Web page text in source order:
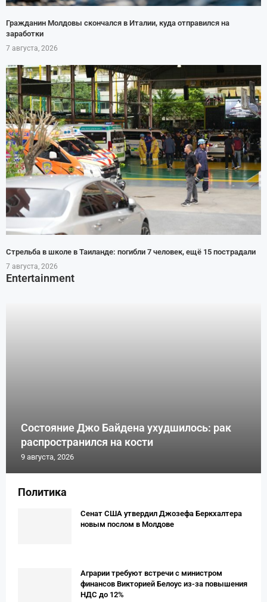
Гражданин Молдовы скончался в Италии, куда отправился на
заработки
7 августа, 2026
Стрельба в школе в Таиланде: погибли 7 человек, ещё 15 пострадали
7 августа, 2026
Entertainment
Состояние Джо Байдена ухудшилось: рак
распространился на кости
9 августа, 2026
Политика
Сенат США утвердил Джозефа Беркхалтера
новым послом в Молдове
Аграрии требуют встречи с министром
финансов Викторией Белоус из-за повышения
НДС до 12%